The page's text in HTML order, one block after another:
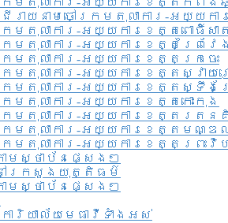
រាយនាមចៅក្រមតុលាការ-អយ្យក
រមតុលាការ-អយ្យការខេត្តពោធិ៍សា
រមតុលាការ-អយ្យការខេត្តព្រៃវែ
រមតុលាការ-អយ្យការខេត្តក្រចេះ
រមតុលាការ-អយ្យការខេត្តស្វាយ
រមតុលាការ-អយ្យការខេត្តស្ទឹង
រមតុលាការ-អយ្យការខេត្តកោះកុង
រមតុលាការ-អយ្យការខេត្តរតន
រមតុលាការ-អយ្យការខេត្តមណ្
រមតុលាការ-អយ្យការខេត្តព្រះវិហ
មស្ថាប័នផ្សេងៗ
ៅក្រសួងយុត្តិធម៌
មស្ថាប័នផ្សេងៗ
រិយាល័យមេធាវីទាំងអស់​